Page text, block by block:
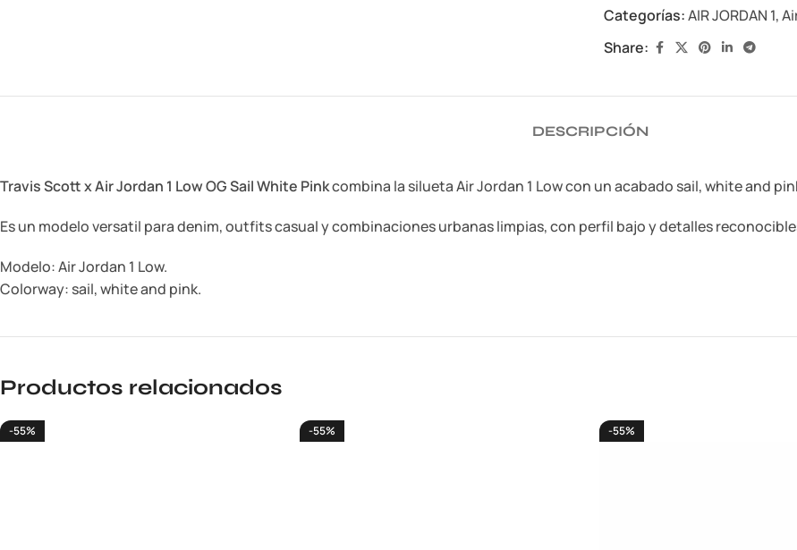
Categorías:AIR JORDAN 1,
Share:
DESCRIPCIÓN
Travis Scott x Air Jordan 1 Low OG Sail White Pinkcombina la silueta Air Jordan 1 Low con un acabado sail, white and
Es un modelo versatil para denim, outfits casual y combinaciones urbanas limpias, con perfil bajo y detalles
Modelo: Air Jordan 1 Low.
Colorway: sail, white and pink.
Productos relacionados
-55% -55% -55%